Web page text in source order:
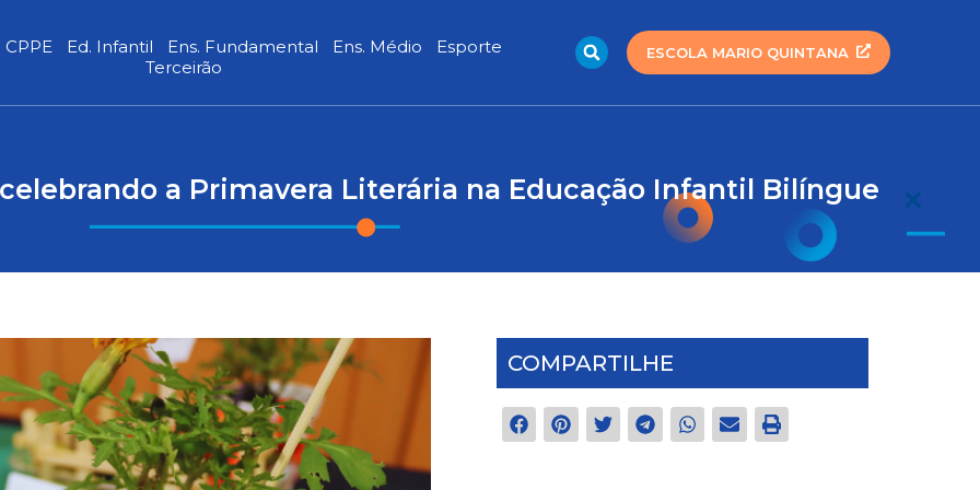
CPPE Ed. Infantil Ens. Fundamental Ens. Médio
Esporte
Terceirão
SearchESCOLA MARIO QUINTANA
a Primavera Literária na Educação Infantil Bilíngue
COMPARTILHE